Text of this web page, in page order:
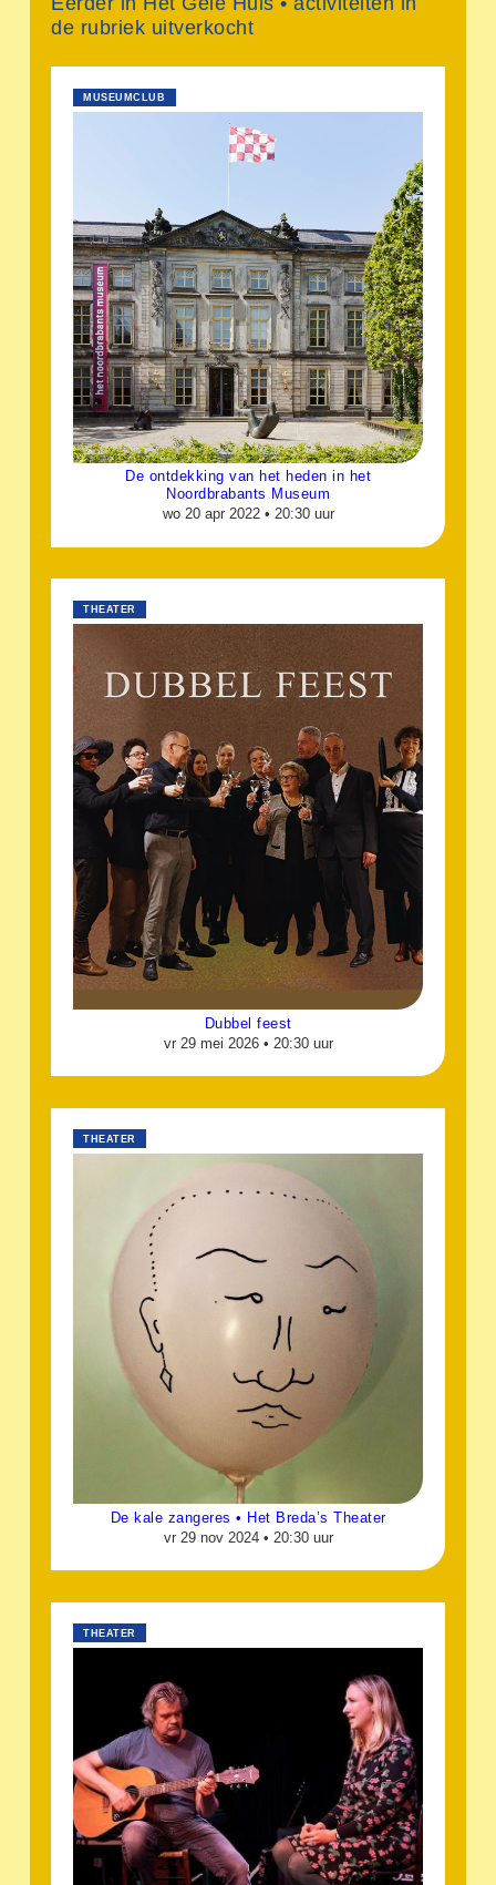
de rubriek uitverkocht
MUSEUMCLUB
De ontdekking van het heden in het
Noordbrabants Museum
wo 20 apr 2022 • 20:30 uur
THEATER
Dubbel feest
vr 29 mei 2026 • 20:30 uur
THEATER
De kale zangeres • Het Breda’s Theater
vr 29 nov 2024 • 20:30 uur
THEATER